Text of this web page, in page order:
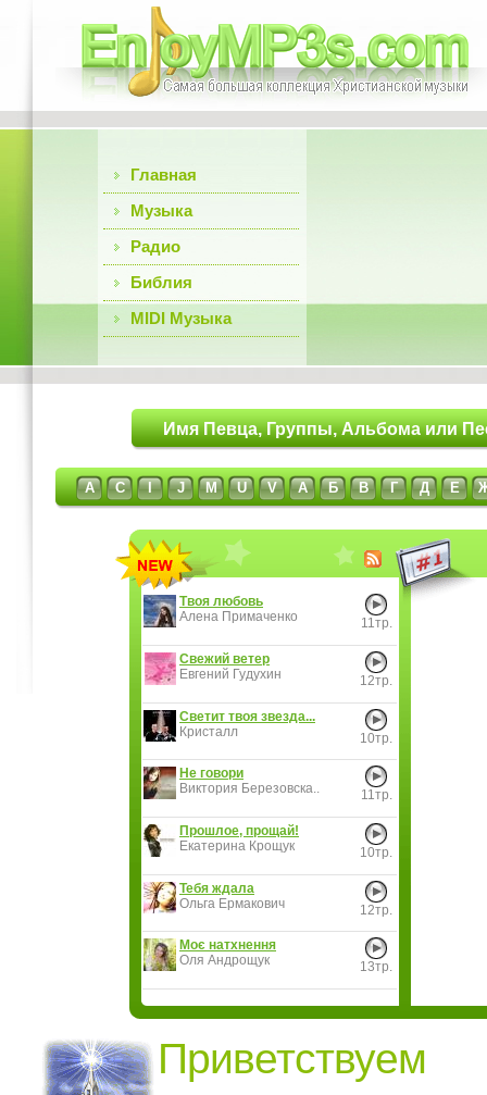
Главная
Музыка
Радио
Библия
MIDI Музыка
Имя Певца, Группы, Альбома или
A C I J M U V А Б В Г Д Е
Твоя любовь
Алена Примаченко
11тр.
Свежий ветер
Евгений Гудухин
12тр.
Светит твоя звезда...
Кристалл
10тр.
Не говори
Виктория Березовска..
11тр.
Прошлое, прощай!
Екатерина Крощук
10тр.
Тебя ждала
Ольга Ермакович
12тр.
Моє натхнення
Оля Андрощук
13тр.
Приветствуем